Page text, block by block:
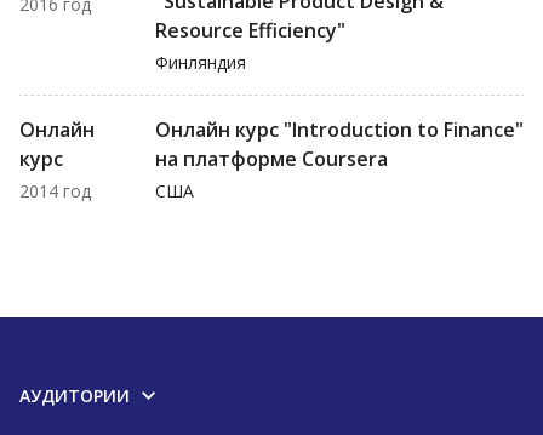
Resource Efficiency"
Финляндия
Онлайн
курс
2014 год
Онлайн курс "Introduction to Finance"
на платформе Coursera
США
АУДИТОРИИ